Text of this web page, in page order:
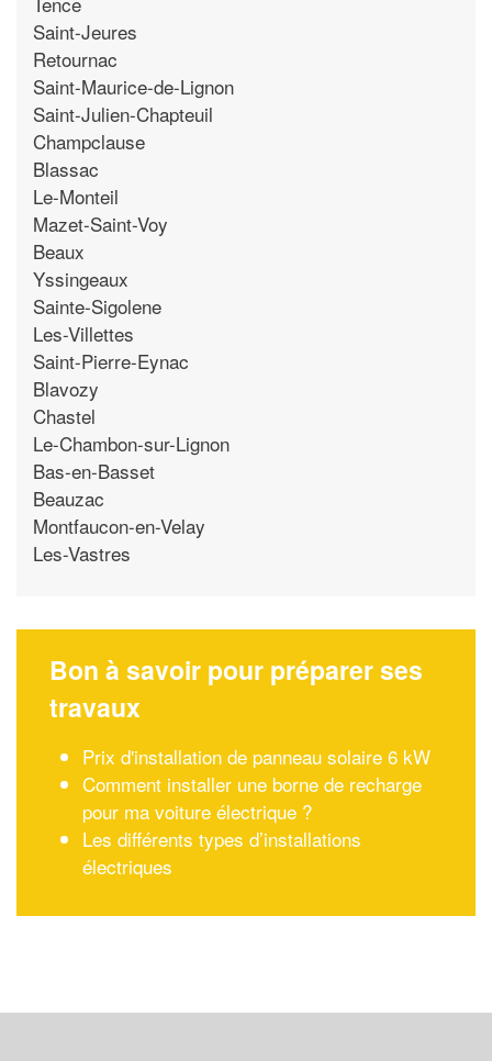
Saint-Jeures
Retournac
Saint-Maurice-de-Lignon
Saint-Julien-Chapteuil
Champclause
Blassac
Le-Monteil
Mazet-Saint-Voy
Beaux
Yssingeaux
Sainte-Sigolene
Les-Villettes
Saint-Pierre-Eynac
Blavozy
Chastel
Le-Chambon-sur-Lignon
Bas-en-Basset
Beauzac
Montfaucon-en-Velay
Les-Vastres
Bon à savoir pour préparer ses
travaux
Prix d'installation de panneau solaire 6 kW
Comment installer une borne de recharge
pour ma voiture électrique ?
Les différents types d’installations
électriques